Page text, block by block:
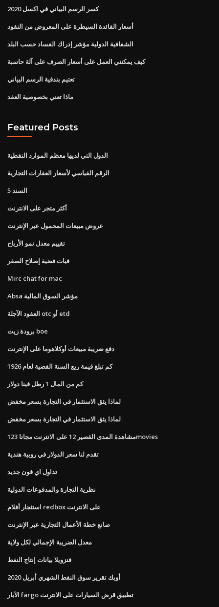
كسر الرسم البياني في اكسل 2020
أسعار الفائدة السيطرة على المعروض من النقود
الشفافية الدولية مؤشر إدراك الفساد حسب البلد
كيف يمكنني العمل على أسعار الصرف على آلة حاسبة
تعتيم بندقية الرسم البياني
ماذا تعني بخصوصية العقد
Featured Posts
الدول التي لديها معظم الموارد النفطية
الرقم القياسي لأسعار العقارات التجارية
السند 5
أكثر متجر على الانترنت
عروض مبيعات المحمول عبر الإنترنت
تقييم معدل نمو الأرباح
فيات فضية إصلاح الصفر
Mirc chat for mac
Absa مؤشر السوق المالية
العقود الآجلة otc أو etd
برودة زيت boe
دفع ضريبة مبيعات أوكلاهوما على الإنترنت
كم تبلغ قيمة ربع السنة الفضية لعام 1926
كم من المال 1 رطل فينا دولار
لماذا يثق الاستثمار في التجارة بسعر مخفض
لماذا يثق الاستثمار في التجارة بسعر مخفض
مشاهدة المدى القصير 12 على الانترنت مجانا 123movies
تقدم لنا سعر الدولار في روبية هندية
تداول اي فون جديد
نظرية التجارة والمدفوعات الدولية
استئجار أفلام redbox على الانترنت
صانع خطة الأعمال التجارية عبر الإنترنت
معدل الضريبة الإجمالي لكل ولاية
فنزويلا بيانات إنتاج النفط
أوبك تقرير سوق النفط الشهري أبريل 2020
الآبار fargo تطبيق قرض السيارات على الانترنت